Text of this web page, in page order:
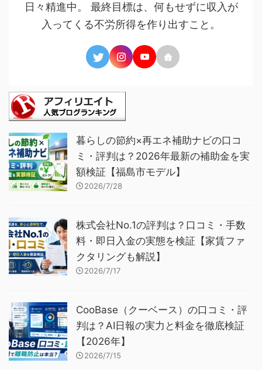
日々精進中。 最終目標は、何もせずに収入が
入ってくる不労所得を作り出すこと。
暮らしの節約×再エネ補助ナビの口コ
ミ・評判は？2026年最新の補助金を実
額検証【福島市モデル】
2026/7/28
株式会社No.1の評判は？口コミ・手数
料・即日入金の実態を検証【家賃ファ
クタリングも解説】
2026/7/17
CooBase（クーベース）の口コミ・評
判は？AI日報の実力と料金を徹底検証
【2026年】
2026/7/15